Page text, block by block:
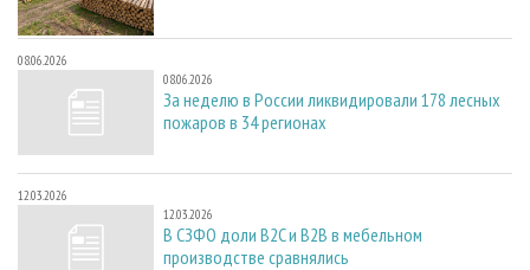
08.06.2026
08.06.2026
За неделю в России ликвидировали 178 лесных
пожаров в 34 регионах
12.03.2026
12.03.2026
В СЗФО доли B2C и B2B в мебельном
производстве сравнялись